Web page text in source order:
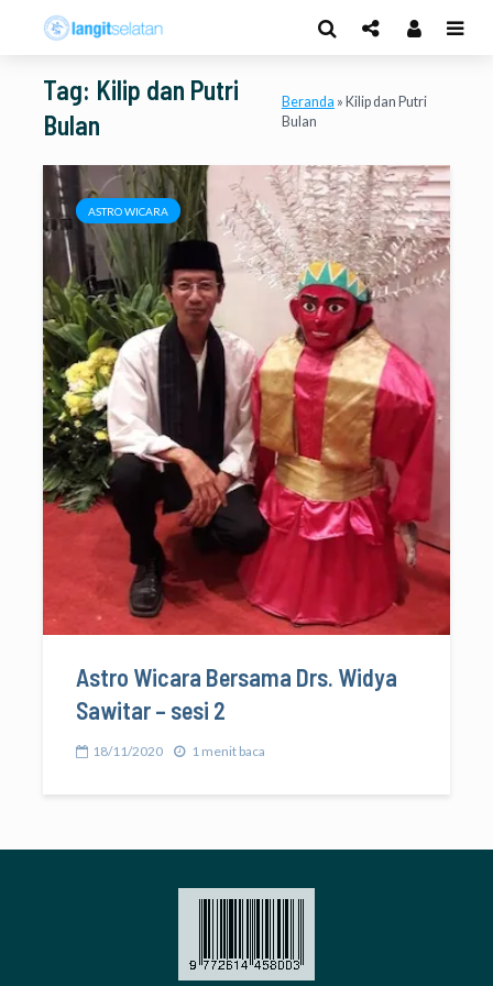
Tag: Kilip dan Putri
Bulan
Beranda » Kilip dan Putri
Bulan
ASTRO WICARA
Astro Wicara Bersama Drs. Widya
Sawitar – sesi 2
18/11/2020 1 menit baca